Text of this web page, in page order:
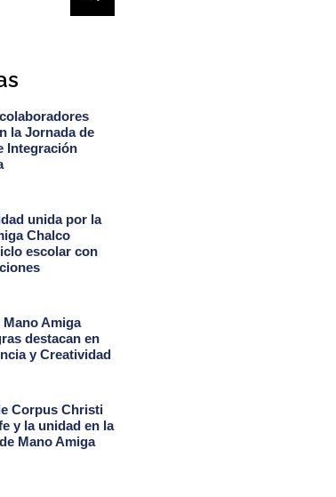
la Jornada de
Integración
unida por la
Chalco
escolar con
Amiga
destacan en
y Creatividad
Corpus Christi
y la unidad en la
Mano Amiga